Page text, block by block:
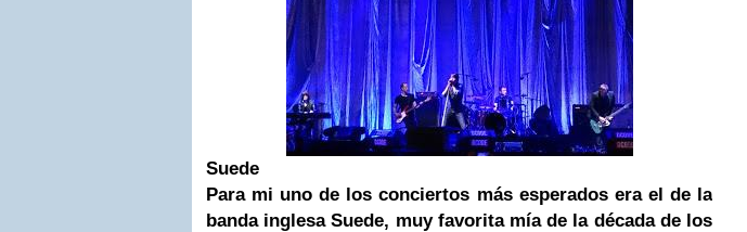
Suede
Para mi uno de los conciertos más esperados era el de la
banda inglesa Suede, muy favorita mía de la década de los